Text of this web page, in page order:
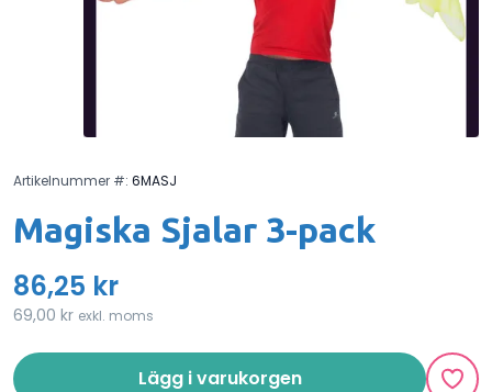
Artikelnummer #: 6MASJ
Magiska Sjalar 3-pack
86,25 kr
69,00 kr exkl. moms
Lägg i varukorgen